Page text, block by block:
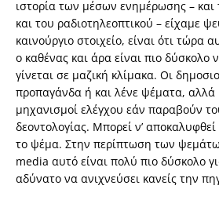
ιστορία των μέσων ενημέρωσης –
και του ραδιοτηλεοπτικού – είχαμε
καινούργιο στοιχείο, είναι ότι τώρα
ο καθένας και άρα είναι πιο δύσκολο
γίνεται σε μαζική κλίμακα. Οι
προπαγάνδα ή και λένε ψέματα, αλλά
μηχανισμοί ελέγχου εάν παραβούν
δεοντολογίας. Μπορεί ν’
το ψέμα. Στην περίπτωση των
media αυτό είναι πολύ πιο δύσκολο
αδύνατο να ανιχνεύσει κανείς την